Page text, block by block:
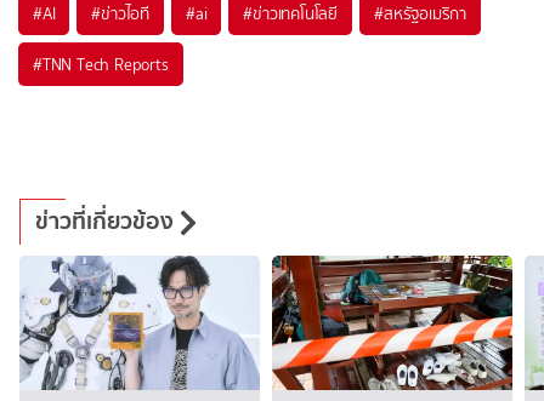
#AI #ข่าวไอที #ai #ข่าวเทคโนโลยี #สหรัฐอเมริกา
#TNN Tech Reports
ข่าวที่เกี่ยวข้อง